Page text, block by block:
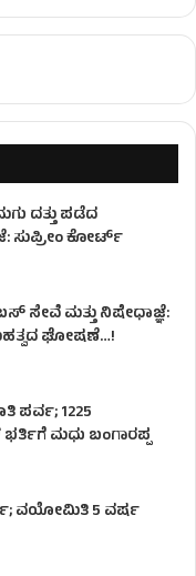
ದತ್ತು ಪಡೆದ
ಸುಪ್ರೀಂ ಕೋರ್ಟ್
ಸೇವೆ ಮತ್ತು ನಿಷೇಧಾಜ್ಞೆ:
ಘೋಷಣೆ…!
ಪರ್ವ; 1225
ಭರ್ತಿಗೆ ಮಧು ಬಂಗಾರಪ್ಪ
ವಯೋಮಿತಿ 5 ವರ್ಷ